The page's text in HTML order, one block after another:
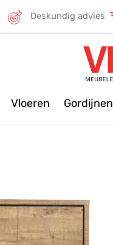
Deskundig advies
Vloeren Gordijnen